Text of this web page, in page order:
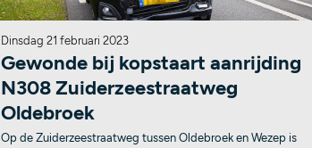
Dinsdag 21 februari 2023
Gewonde bij kopstaart aanrijding
N308 Zuiderzeestraatweg
Oldebroek
Op de Zuiderzeestraatweg tussen Oldebroek en Wezep is